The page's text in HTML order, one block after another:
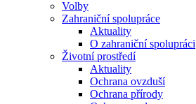
Volby
Zahraniční spolupráce
Aktuality
O zahraniční spolupráci
Životní prostředí
Aktuality
Ochrana ovzduší
Ochrana přírody